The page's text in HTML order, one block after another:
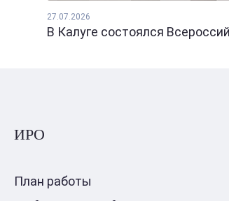
27.07.2026
В Калуге состоялся
ИРО
План работы